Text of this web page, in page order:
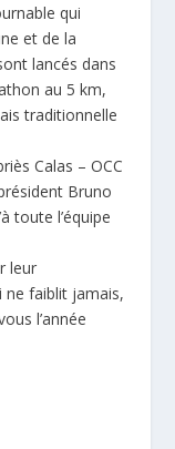
qui
et de la
lancés dans
au 5 km,
traditionnelle
Calas – OCC
Bruno
toute l’équipe
leur
faiblit jamais,
l’année